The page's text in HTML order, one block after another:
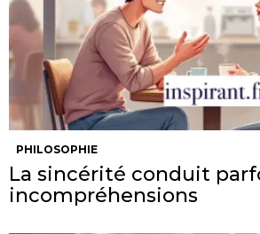
PHILOSOPHIE
La sincérité conduit
incompréhensions